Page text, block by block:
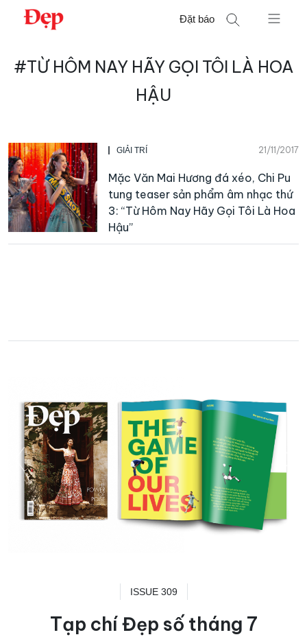
Chuyển
Đặt báo
kiếm
#TỪ HÔM NAY HÃY GỌI TÔI LÀ HOA
HẬU
GIẢI TRÍ 21/11/2017
Mặc Văn Mai Hương đá xéo, Chi Pu
tung teaser sản phẩm âm nhạc thứ
3: “Từ Hôm Nay Hãy Gọi Tôi Là Hoa
Hậu”
ISSUE 309
Tạp chí Đẹp số tháng 7